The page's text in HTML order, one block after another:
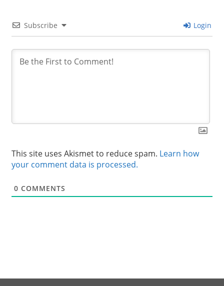
Subscribe Login
This site uses Akismet to reduce spam. Learn how
your comment data is processed.
0 COMMENTS